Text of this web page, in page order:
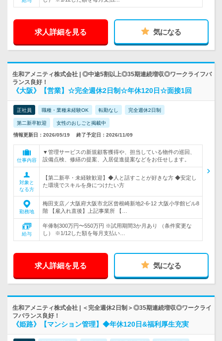
求人詳細を見る 気になる
生和アメニティ株式会社 | ◎中途5割以上◎35期連続増収◎ワークライフバ
ランス良好！
《大阪》【営業】☆完全週休2日制☆年休120日☆面接1回
正社員 職種・業種未経験OK 転勤なし 完全週休2日制
第二新卒歓迎 女性のおしごと掲載中
情報更新日：2026/05/19 終了予定日：2026/11/09
仕事内容
▼管理サービスの新規顧客獲得や、担当している物件の巡回、
設備点検、修繕の提案、入居促進提案などをお任せします。
対象と
なる方
【第二新卒・未経験歓迎】◆人と話すことが好きな方 ◆安定し
た環境でスキルを身につけたい方
勤務地
梅田支店／大阪府大阪市北区曾根崎新地2-6-12 大阪小学館ビル8
階 【雇入れ直後】上記事業所 【…
給与
年俸制300万円〜550万円 ※試用期間3か月あり （条件変更な
し） ※1/12した額を毎月支払い…
求人詳細を見る 気になる
生和アメニティ株式会社 | ＜完全週休2日制＞◎35期連続増収◎ワークライ
フバランス良好！
《姫路》【マンション管理】◆年休120日&福利厚生充実